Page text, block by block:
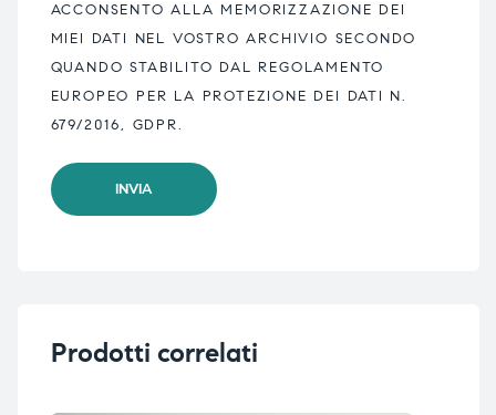
ACCONSENTO ALLA MEMORIZZAZIONE DEI
MIEI DATI NEL VOSTRO ARCHIVIO SECONDO
QUANDO STABILITO DAL REGOLAMENTO
EUROPEO PER LA PROTEZIONE DEI DATI N.
679/2016, GDPR.
Prodotti correlati